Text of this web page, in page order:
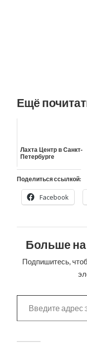
Ещё
Лахта Центр в Санкт-
Петербурге
Поделиться ссылкой:
Facebook
Больше
Подпишитесь,